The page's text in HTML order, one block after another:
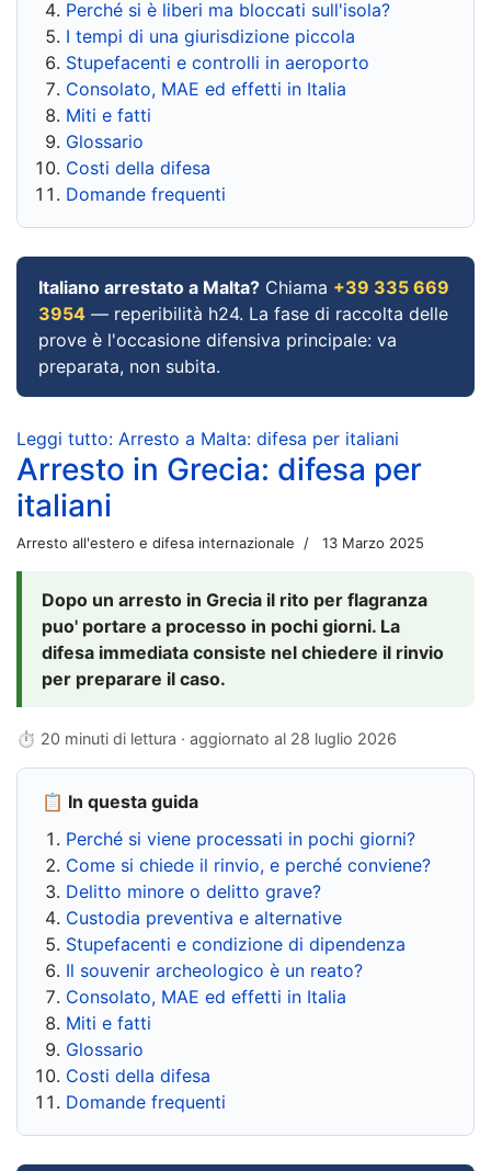
Perché si è liberi ma bloccati sull'isola?
I tempi di una giurisdizione piccola
Stupefacenti e controlli in aeroporto
Consolato, MAE ed effetti in Italia
Miti e fatti
Glossario
Costi della difesa
Domande frequenti
Italiano arrestato a Malta? Chiama +39 335 669
3954 — reperibilità h24. La fase di raccolta delle
prove è l'occasione difensiva principale: va
preparata, non subita.
Leggi tutto: Arresto a Malta: difesa per italiani
Arresto in Grecia: difesa per
italiani
Arresto all'estero e difesa internazionale 13 Marzo 2025
Dopo un arresto in Grecia il rito per flagranza
puo' portare a processo in pochi giorni. La
difesa immediata consiste nel chiedere il rinvio
per preparare il caso.
⏱ 20 minuti di lettura · aggiornato al 28 luglio 2026
📋 In questa guida
Perché si viene processati in pochi giorni?
Come si chiede il rinvio, e perché conviene?
Delitto minore o delitto grave?
Custodia preventiva e alternative
Stupefacenti e condizione di dipendenza
Il souvenir archeologico è un reato?
Consolato, MAE ed effetti in Italia
Miti e fatti
Glossario
Costi della difesa
Domande frequenti